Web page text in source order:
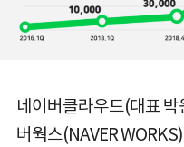
네이버클라우드(대표 박
버웍스(NAVER